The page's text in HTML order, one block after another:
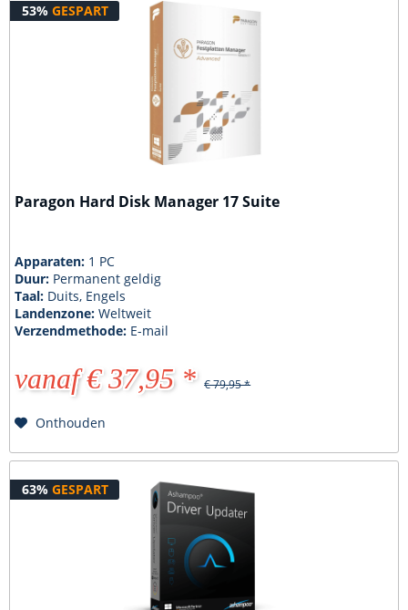
53% GESPART
Paragon Hard Disk Manager 17 Suite
Apparaten: 1 PC
Duur: Permanent geldig
Taal: Duits, Engels
Landenzone:Weltweit
Verzendmethode: E-mail
vanaf € 37,95 * € 79,95 *
Onthouden
63% GESPART